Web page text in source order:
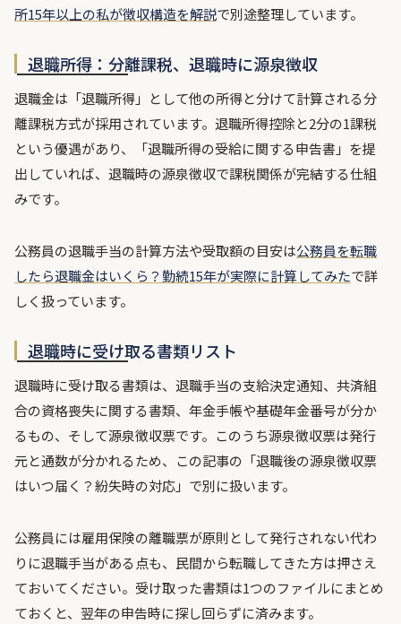
所15年以上の私が徴収構造を解説で別途整理しています。
退職所得：分離課税、退職時に源泉徴収
退職金は「退職所得」として他の所得と分けて計算される分
離課税方式が採用されています。退職所得控除と2分の1課税
という優遇があり、「退職所得の受給に関する申告書」を提
出していれば、退職時の源泉徴収で課税関係が完結する仕組
みです。
公務員の退職手当の計算方法や受取額の目安は公務員を転職
したら退職金はいくら？勤続15年が実際に計算してみたで詳
しく扱っています。
退職時に受け取る書類リスト
退職時に受け取る書類は、退職手当の支給決定通知、共済組
合の資格喪失に関する書類、年金手帳や基礎年金番号が分か
るもの、そして源泉徴収票です。このうち源泉徴収票は発行
元と通数が分かれるため、この記事の「退職後の源泉徴収票
はいつ届く？紛失時の対応」で別に扱います。
公務員には雇用保険の離職票が原則として発行されない代わ
りに退職手当がある点も、民間から転職してきた方は押さえ
ておいてください。受け取った書類は1つのファイルにまとめ
ておくと、翌年の申告時に探し回らずに済みます。